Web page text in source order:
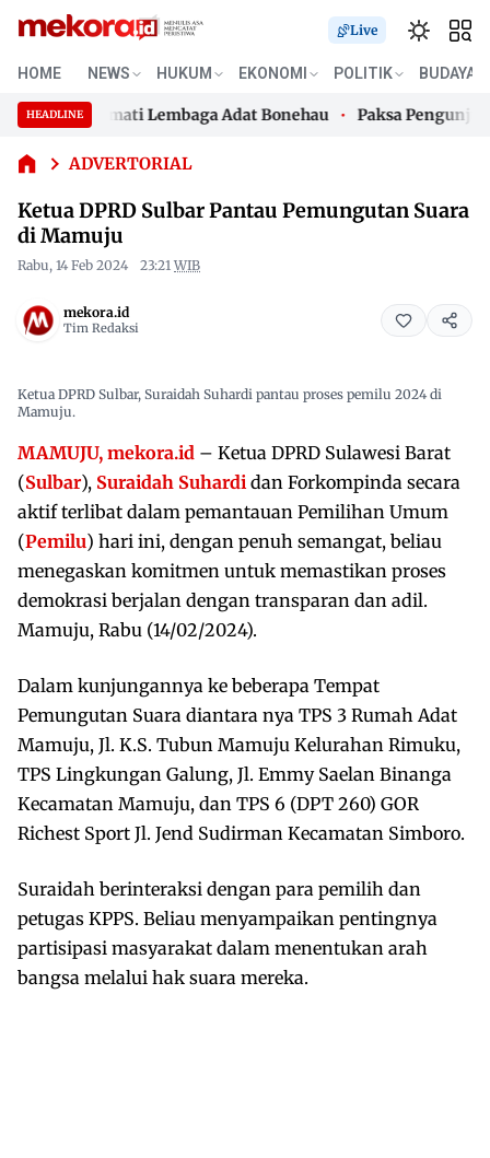
Live
HOME NEWS HUKUM EKONOMI POLITIK BUDAYA
HEADLINE
Hormati Lembaga Adat Bonehau Paksa Pengunjung
Hormati Lembaga Adat Bonehau
ADVERTORIAL
Ketua DPRD
Sulbar
Pemungutan
Mamuju
Ketua DPRD Sulbar Pantau Pemungutan Suara
di Mamuju
Rabu, 14 Feb 2024 23:21 WIB
mekora.id
Tim Redaksi
Ketua DPRD Sulbar, Suraidah Suhardi pantau proses pemilu 2024 di
Mamuju.
MAMUJU, mekora.id – Ketua DPRD Sulawesi Barat
(Sulbar), Suraidah Suhardi dan Forkompinda secara
aktif terlibat dalam pemantauan Pemilihan Umum
(Pemilu) hari ini, dengan penuh semangat, beliau
menegaskan komitmen untuk memastikan proses
demokrasi berjalan dengan transparan dan adil.
Mamuju, Rabu (14/02/2024).
Dalam kunjungannya ke beberapa Tempat
Pemungutan Suara diantara nya TPS 3 Rumah Adat
Mamuju, Jl. K.S. Tubun Mamuju Kelurahan Rimuku,
TPS Lingkungan Galung, Jl. Emmy Saelan Binanga
Kecamatan Mamuju, dan TPS 6 (DPT 260) GOR
Richest Sport Jl. Jend Sudirman Kecamatan Simboro.
Suraidah berinteraksi dengan para pemilih dan
petugas KPPS. Beliau menyampaikan pentingnya
partisipasi masyarakat dalam menentukan arah
bangsa melalui hak suara mereka.